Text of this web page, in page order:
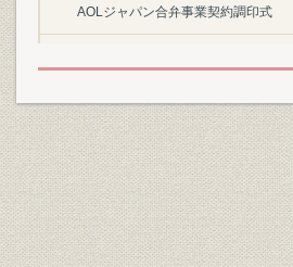
AOLジャパン合弁事業契約調印式
日経プラザ
日経QUICKニュース
第1部 創刊から110年の歩み―1876~1986
第1章 本紙の誕生と社業の発展 明治